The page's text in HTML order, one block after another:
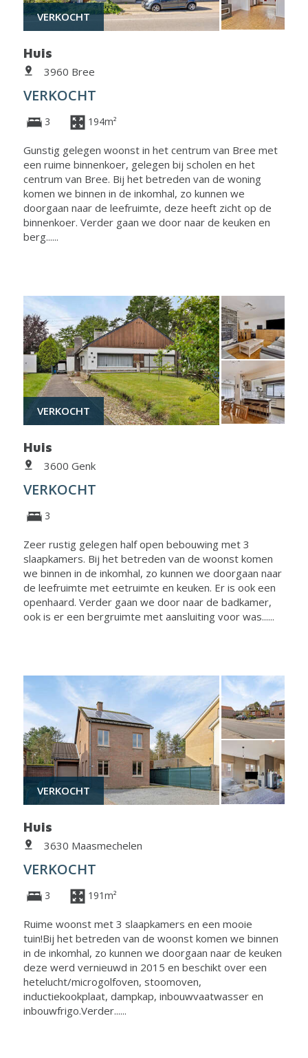
VERKOCHT
Huis
3960 Bree
VERKOCHT
3 194m²
Gunstig gelegen woonst in het centrum van Bree met
een ruime binnenkoer, gelegen bij scholen en het
centrum van Bree. Bij het betreden van de woning
komen we binnen in de inkomhal, zo kunnen we
doorgaan naar de leefruimte, deze heeft zicht op de
binnenkoer. Verder gaan we door naar de keuken en
berg......
VERKOCHT
Huis
3600 Genk
VERKOCHT
3
Zeer rustig gelegen half open bebouwing met 3
slaapkamers. Bij het betreden van de woonst komen
we binnen in de inkomhal, zo kunnen we doorgaan naar
de leefruimte met eetruimte en keuken. Er is ook een
openhaard. Verder gaan we door naar de badkamer,
ook is er een bergruimte met aansluiting voor was......
VERKOCHT
Huis
3630 Maasmechelen
VERKOCHT
3 191m²
Ruime woonst met 3 slaapkamers en een mooie
tuin!Bij het betreden van de woonst komen we binnen
in de inkomhal, zo kunnen we doorgaan naar de keuken
deze werd vernieuwd in 2015 en beschikt over een
hetelucht/microgolfoven, stoomoven,
inductiekookplaat, dampkap, inbouwvaatwasser en
inbouwfrigo.Verder......